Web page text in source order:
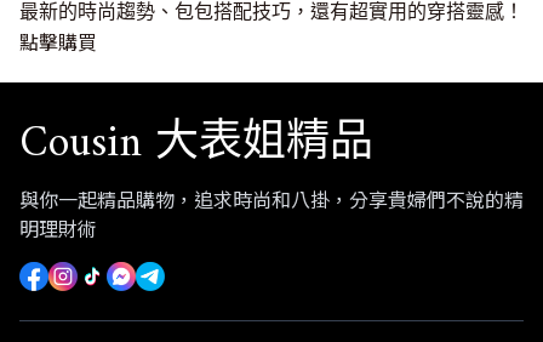
最新的時尚趨勢、包包搭配技巧，還有超實用的穿搭靈感！
點擊購買
Cousin 大表姐精品
與你一起精品購物，追求時尚和八掛，分享貴婦們不說的精
明理財術